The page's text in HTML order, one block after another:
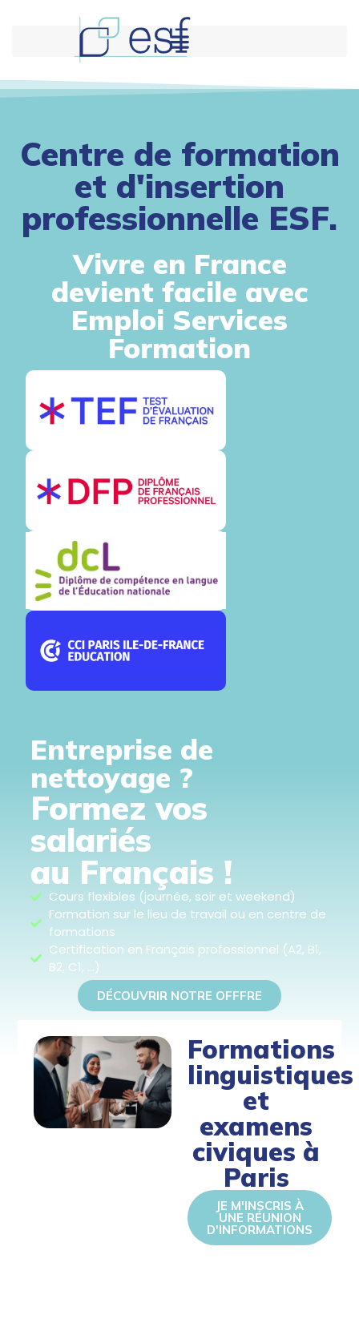
Centre de formation
et d'insertion
professionnelle ESF.
Vivre en France
devient facile avec
Emploi Services
Formation
Entreprise de
nettoyage ?
Formez vos
salariés
au Français !
Cours flexibles (journée, soir et weekend)
Formation sur le lieu de travail ou en centre de
formations
Certification en Français professionnel (A2, B1,
B2, C1, ...)
DÉCOUVRIR NOTRE OFFFRE
Formations
linguistiques
et
examens
civiques à
Paris
JE M'INSCRIS À
UNE RÉUNION
D'INFORMATIONS